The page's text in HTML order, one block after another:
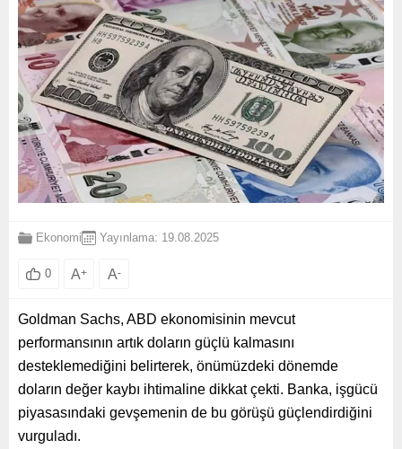
Ekonomi Yayınlama: 19.08.2025
0 A+ A-
Goldman Sachs, ABD ekonomisinin mevcut
performansının artık doların güçlü kalmasını
desteklemediğini belirterek, önümüzdeki dönemde
doların değer kaybı ihtimaline dikkat çekti. Banka, işgücü
piyasasındaki gevşemenin de bu görüşü güçlendirdiğini
vurguladı.